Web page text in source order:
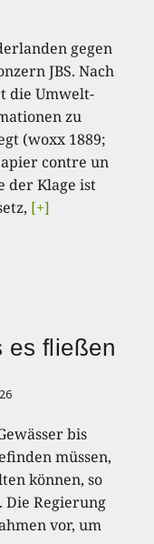
gegen
JBS. Nach
die Umwelt-
zu
(woxx 1889;
contre un
der Klage ist
[+]
es fließen
bis
müssen,
können, so
Regierung
vor, um